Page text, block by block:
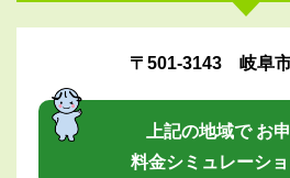
〒501-3143 岐阜
上記の地域で お
料金シミュレーシ